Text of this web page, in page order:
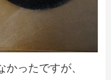
ったですが、